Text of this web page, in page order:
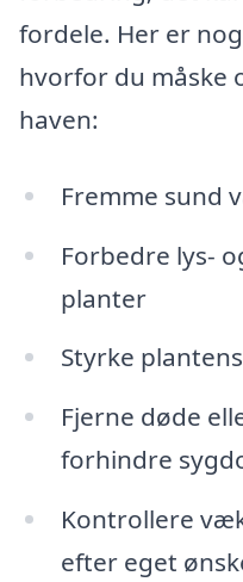
fordele. Her er
hvorfor du måske
haven:
Fremme sund
Forbedre lys-
planter
Styrke
Fjerne døde
forhindre
Kontrollere
efter eget